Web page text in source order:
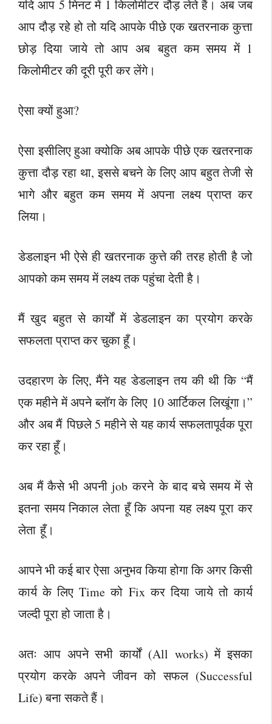
यदि आप 5 मिनट में 1 किलोमीटर दौड़ लेते हैं। अब जब
आप दौड़ रहे हो तो यदि आपके पीछे एक खतरनाक कुत्ता
छोड़ दिया जाये तो आप अब बहुत कम समय में 1
किलोमीटर की दूरी पूरी कर लेंगे।
ऐसा क्यों हुआ?
ऐसा इसीलिए हुआ क्योकि अब आपके पीछे एक खतरनाक
कुत्ता दौड़ रहा था, इससे बचने के लिए आप बहुत तेजी से
भागे और बहुत कम समय में अपना लक्ष्य प्राप्त कर
लिया।
डेडलाइन भी ऐसे ही खतरनाक कुत्ते की तरह होती है जो
आपको कम समय में लक्ष्य तक पहुंचा देती है।
मैं खुद बहुत से कार्यों में डेडलाइन का प्रयोग करके
सफलता प्राप्त कर चुका हूँ।
उदहारण के लिए, मैंने यह डेडलाइन तय की थी कि “मैं
एक महीने में अपने ब्लॉग के लिए 10 आर्टिकल लिखूंगा।”
और अब मैं पिछले 5 महीने से यह कार्य सफलतापूर्वक पूरा
कर रहा हूँ।
अब मैं कैसे भी अपनी job करने के बाद बचे समय में से
इतना समय निकाल लेता हूँ कि अपना यह लक्ष्य पूरा कर
लेता हूँ।
आपने भी कई बार ऐसा अनुभव किया होगा कि अगर किसी
कार्य के लिए Time को Fix कर दिया जाये तो कार्य
जल्दी पूरा हो जाता है।
अतः आप अपने सभी कार्यों (All works) में इसका
प्रयोग करके अपने जीवन को सफल (Successful
Life) बना सकते हैं।